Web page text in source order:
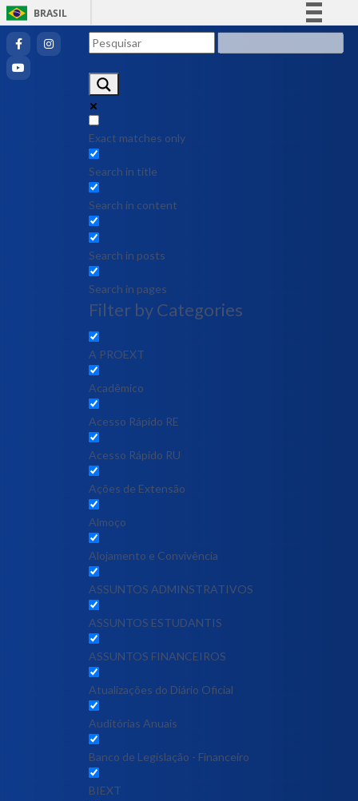
BRASIL
Exact matches only
Search in title
Search in content
Search in posts
Search in pages
Filter by Categories
A PROEXT
Acadêmico
Acesso Rápido RE
Acesso Rápido RU
Ações de Extensão
Almoço
Alojamento e Convivência
ASSUNTOS ADMINSTRATIVOS
ASSUNTOS ESTUDANTIS
ASSUNTOS FINANCEIROS
Atualizações do Diário Oficial
Auditórias Anuais
Banco de Legislação - Financeiro
BIEXT